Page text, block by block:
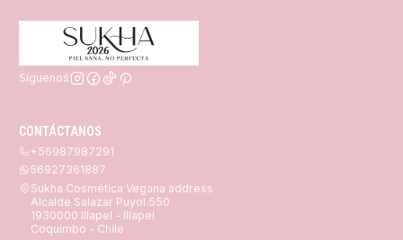
Síguenos
CONTÁCTANOS
+56987987291
56927361887
Sukha Cosmética Vegana address
Alcalde Salazar Puyol 550
1930000 Illapel - Illapel
Coquimbo - Chile